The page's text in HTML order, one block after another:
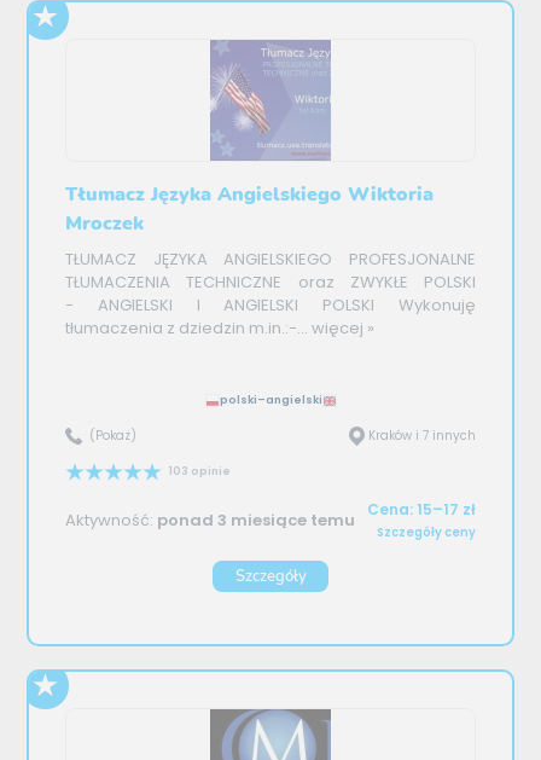
Tłumacz Języka Angielskiego Wiktoria
Mroczek
TŁUMACZ JĘZYKA ANGIELSKIEGO PROFESJONALNE
TŁUMACZENIA TECHNICZNE oraz ZWYKŁE POLSKI
- ANGIELSKI I ANGIELSKI POLSKI Wykonuję
tłumaczenia z dziedzin m.in.:-... więcej »
polski–angielski
(Pokaż) Kraków i 7 innych
103 opinie
Aktywność: ponad 3 miesiące temu Cena: 15–17 zł
Szczegóły ceny
Szczegóły